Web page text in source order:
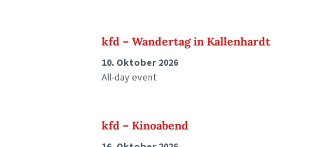
kfd – Wandertag in Kallenhardt
10. Oktober 2026
All-day event
kfd – Kinoabend